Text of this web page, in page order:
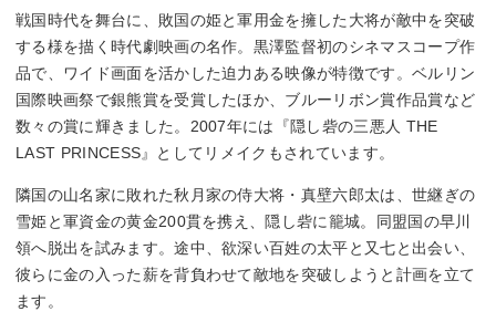
戦国時代を舞台に、敗国の姫と軍用金を擁した大将が敵中を突破
する様を描く時代劇映画の名作。黒澤監督初のシネマスコープ作
品で、ワイド画面を活かした迫力ある映像が特徴です。ベルリン
国際映画祭で銀熊賞を受賞したほか、ブルーリボン賞作品賞など
数々の賞に輝きました。2007年には『隠し砦の三悪人 THE
LAST PRINCESS』としてリメイクもされています。
隣国の山名家に敗れた秋月家の侍大将・真壁六郎太は、世継ぎの
雪姫と軍資金の黄金200貫を携え、隠し砦に籠城。同盟国の早川
領へ脱出を試みます。途中、欲深い百姓の太平と又七と出会い、
彼らに金の入った薪を背負わせて敵地を突破しようと計画を立て
ます。